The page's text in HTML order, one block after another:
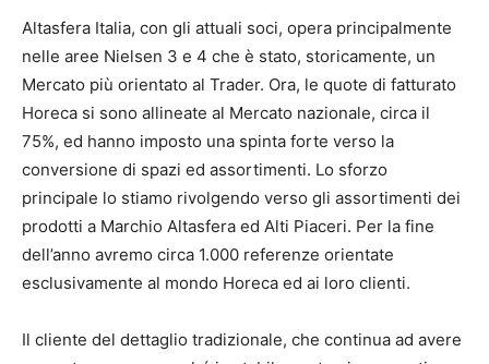
Altasfera Italia, con gli attuali soci, opera principalmente
nelle aree Nielsen 3 e 4 che è stato, storicamente, un
Mercato più orientato al Trader. Ora, le quote di fatturato
Horeca si sono allineate al Mercato nazionale, circa il
75%, ed hanno imposto una spinta forte verso la
conversione di spazi ed assortimenti. Lo sforzo
principale lo stiamo rivolgendo verso gli assortimenti dei
prodotti a Marchio Altasfera ed Alti Piaceri. Per la fine
dell’anno avremo circa 1.000 referenze orientate
esclusivamente al mondo Horeca ed ai loro clienti.
Il cliente del dettaglio tradizionale, che continua ad avere